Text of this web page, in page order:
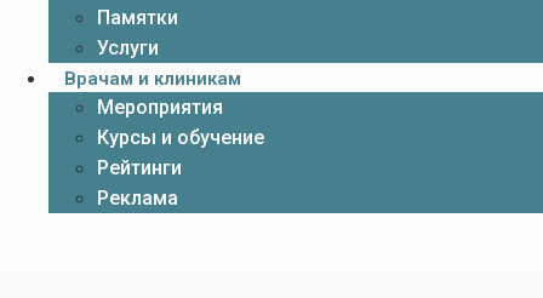
Памятки
Услуги
Врачам и клиникам
Мероприятия
Курсы и обучение
Рейтинги
Реклама